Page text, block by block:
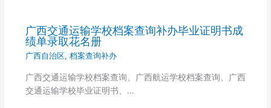
广西交通运输学校档案查询补办毕业证明书成
绩单录取花名册
广西自治区, 档案查询补办
广西交通运输学校档案查询、广西航运学校档案查询、广西
交通运输学校毕业证明书、…